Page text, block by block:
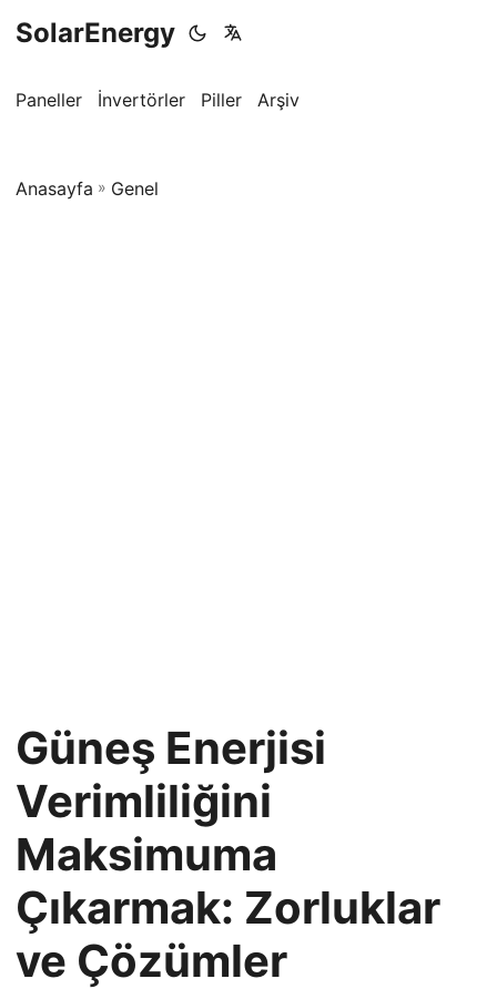
SolarEnergy
Paneller İnvertörler Piller Arşiv
Anasayfa » Genel
Güneş Enerjisi
Verimliliğini
Maksimuma
Çıkarmak: Zorluklar
ve Çözümler